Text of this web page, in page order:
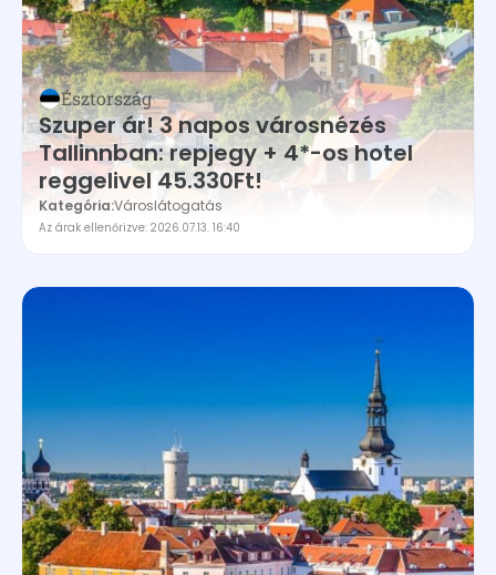
Észtország
Franciaország
Georgia
Görögország
Hollandia
Horvátország
Izland
Málta
Montenegro
Németország
Észtország
Szuper ár! 3 napos városnézés
Tallinnban: repjegy + 4*-os hotel
reggelivel 45.330Ft!
Kategória:Városlátogatás
Az árak ellenőrizve: 2026.07.13. 16:40